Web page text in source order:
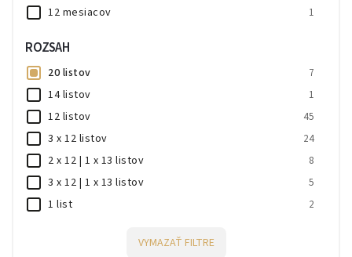
12 mesiacov 1
ROZSAH
20 listov 7
14 listov 1
12 listov 45
3 x 12 listov 24
2 x 12 | 1 x 13 listov 8
3 x 12 | 1 x 13 listov 5
1 list 2
VYMAZAŤ FILTRE